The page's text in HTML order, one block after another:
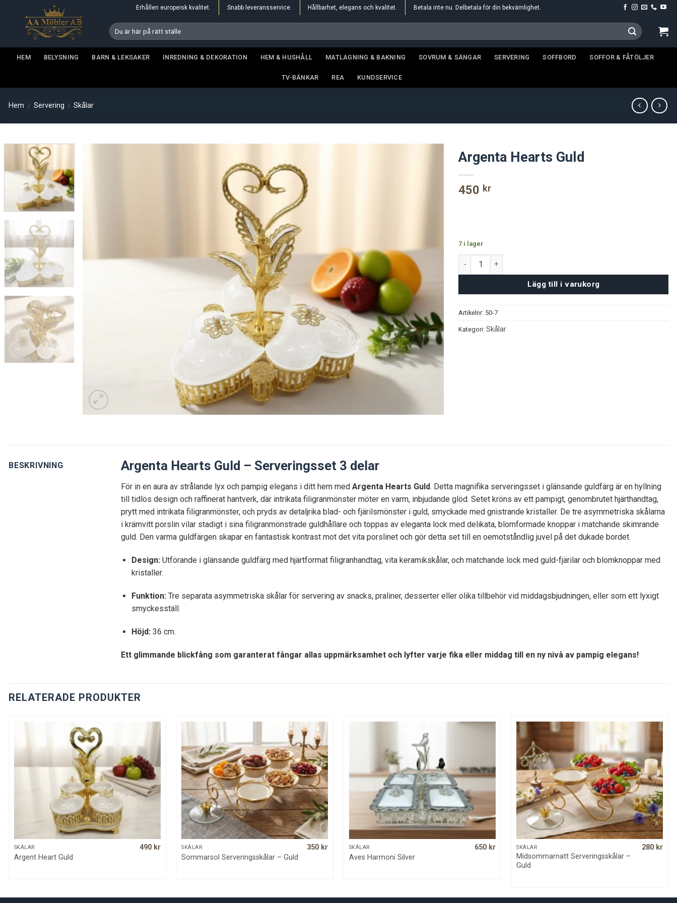
Erhållen europeisk kvalitet. Snabb leveransservice. Hållbarhet, elegans och kvalitet. Betala inte nu. Delbetala för din bekvämlighet.
Sök
efter:
HEM BELYSNING BARN & LEKSAKER INREDNING & DEKORATION HEM & HUSHÅLL MATLAGNING & BAKNING SOVRUM & SÄNGAR SERVERING SOFFBORD SOFFOR & FÅTÖLJER
TV-BÄNKAR REA KUNDSERVICE
Hem / Servering / Skålar
Argenta Hearts Guld
450 kr
7 i lager
Argenta Hearts Guld mängd
Lägg till i varukorg
Artikelnr: 50-7
Kategori:Skålar
BESKRIVNING Argenta Hearts Guld – Serveringsset 3 delar
För in en aura av strålande lyx och pampig elegans i ditt hem medArgenta Hearts Guld. Detta magnifika serveringsset i glänsande guldfärg är en hyllning
till tidlös design och raffinerat hantverk, där intrikata filigranmönster möter en varm, inbjudande glöd. Setet kröns av ett pampigt, genombrutet hjärthandtag,
prytt med intrikata filigranmönster, och pryds av detaljrika blad- och fjärilsmönster i guld, smyckade med gnistrande kristaller. De tre asymmetriska skålarna
i krämvitt porslin vilar stadigt i sina filigranmönstrade guldhållare och toppas av eleganta lock med delikata, blomformade knoppar i matchande skimrande
guld. Den varma guldfärgen skapar en fantastisk kontrast mot det vita porslinet och gör detta set till en oemotståndlig juvel på det dukade bordet.
Design: Utförande i glänsande guldfärg med hjärtformat filigranhandtag, vita keramikskålar, och matchande lock med guld-fjärilar och blomknoppar med
kristaller.
Funktion: Tre separata asymmetriska skålar för servering av snacks, praliner, desserter eller olika tillbehör vid middagsbjudningen, eller som ett lyxigt
smyckesställ.
Höjd: 36 cm.
Ett glimmande blickfång som garanterat fångar allas uppmärksamhet och lyfter varje fika eller middag till en ny nivå av pampig elegans!
RELATERADE PRODUKTER
SKÅLAR
Argent Heart Guld
490 kr SKÅLAR
Sommarsol Serveringsskålar – Guld
350 kr SKÅLAR
Aves Harmoni Silver
650 kr SKÅLAR
Midsommarnatt Serveringsskålar –
Guld
280 kr